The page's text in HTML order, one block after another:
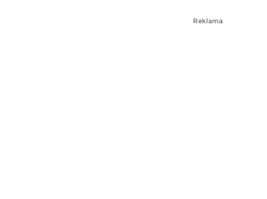
Reklama